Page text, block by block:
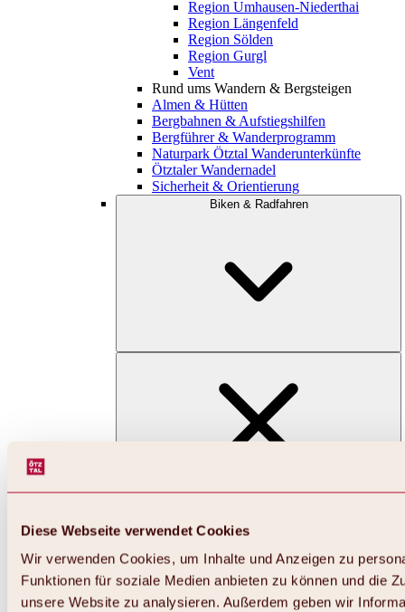
Diese Webseite verwendet Cookies
Wir verwenden Cookies, um Inhalte und Anzeigen zu
Funktionen für soziale Medien anbieten zu können und die
unsere Website zu analysieren. Außerdem geben wir
Region Umhausen-Niederthai
Region Längenfeld
Region Sölden
Region Gurgl
Vent
Rund ums Wandern & Bergsteigen
Almen & Hütten
Bergbahnen & Aufstiegshilfen
Bergführer & Wanderprogramm
Naturpark Ötztal Wanderunterkünfte
Ötztaler Wandernadel
Sicherheit & Orientierung
Biken & Radfahren